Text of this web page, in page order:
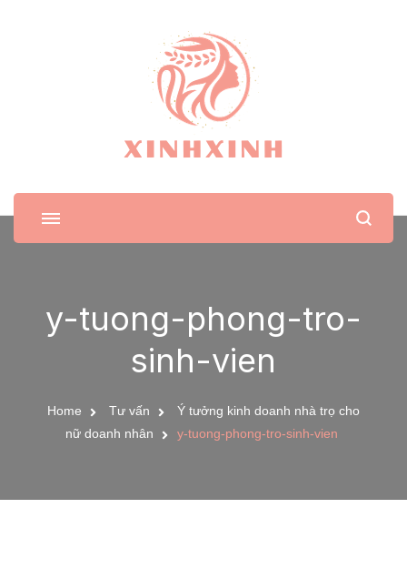
XinhXinh
Trang tin tức cho phái đẹp
y-tuong-phong-tro-
sinh-vien
Home Tư vấn
Ý tưởng kinh doanh nhà trọ cho
nữ doanh nhân
y-tuong-phong-tro-sinh-vien